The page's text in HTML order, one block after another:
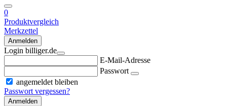
0
Produktvergleich
Merkzettel
Anmelden
Login billiger.de
E-Mail-Adresse
Passwort
angemeldet bleiben
Passwort vergessen?
Anmelden